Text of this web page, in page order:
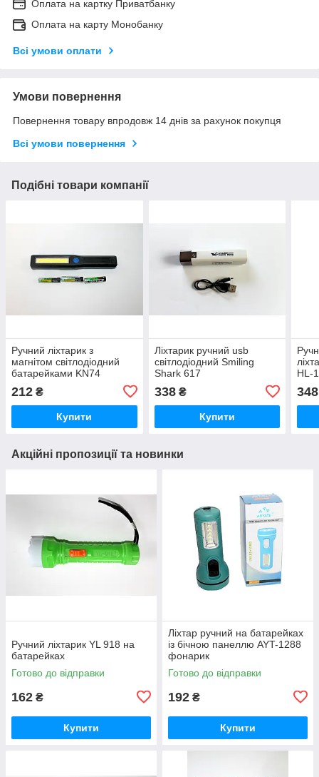
Оплата на картку Приватбанку
Оплата на карту Монобанку
Всі умови оплати
Умови повернення
Повернення товару впродовж 14 днів за рахунок покупця
Всі умови повернення
Подібні товари компанії
Ручний ліхтарик з
магнітом світлодіодний
батарейками KN74
212 ₴
Купити
Ліхтарик ручний usb
світлодіодний Smiling
Shark 617
338₴
Купити
HL-
348
Акційні пропозиції та новинки
Ручний ліхтарик YL 918 на
батарейках
Готово до відправки
162 ₴
Купити
Ліхтар ручний на батарейках
із бічною панеллю AYT-1288
фонарик
Готово до відправки
192 ₴
Купити